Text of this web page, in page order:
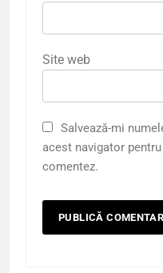
Site web
Salvează-mi
acest navigator
comentez.